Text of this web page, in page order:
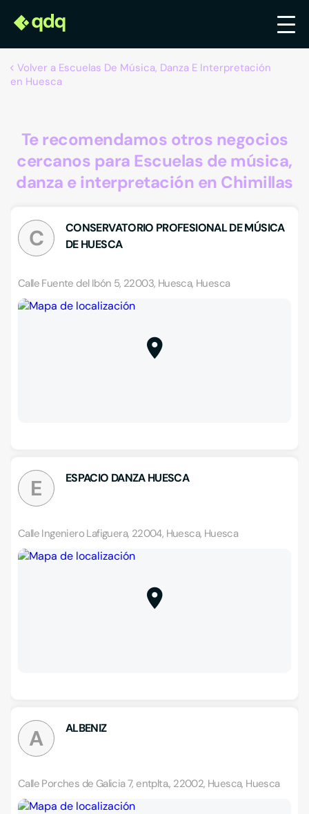
Volver a Escuelas De Música, Danza E Interpretación
en Huesca
Te recomendamos otros negocios
cercanos para Escuelas de música,
danza e interpretación en Chimillas
C
CONSERVATORIO PROFESIONAL DE MÚSICA
DE HUESCA
Calle Fuente del Ibón 5, 22003, Huesca, Huesca
E ESPACIO DANZA HUESCA
Calle Ingeniero Lafiguera, 22004, Huesca, Huesca
A ALBENIZ
Calle Porches de Galicia 7, entplta., 22002, Huesca, Huesca